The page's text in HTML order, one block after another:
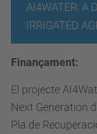
AI4WATER: A
IRRIGATED
Finançament:
El projecte
Next Generation
Pla de